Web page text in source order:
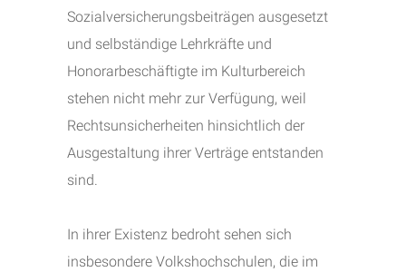
Sozialversicherungsbeiträgen ausgesetzt
und selbständige Lehrkräfte und
Honorarbeschäftigte im Kulturbereich
stehen nicht mehr zur Verfügung, weil
Rechtsunsicherheiten hinsichtlich der
Ausgestaltung ihrer Verträge entstanden
sind.
In ihrer Existenz bedroht sehen sich
insbesondere Volkshochschulen, die im